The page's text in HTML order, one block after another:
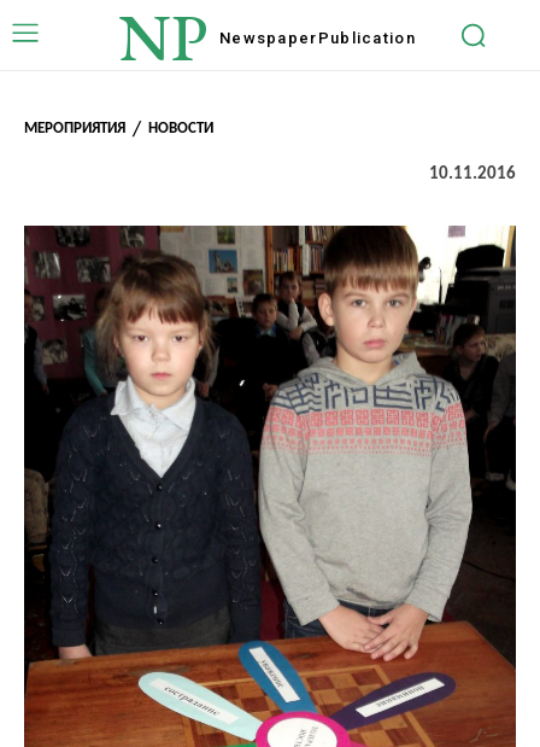
NP Newspaper Publication
МЕРОПРИЯТИЯ НОВОСТИ
10.11.2016